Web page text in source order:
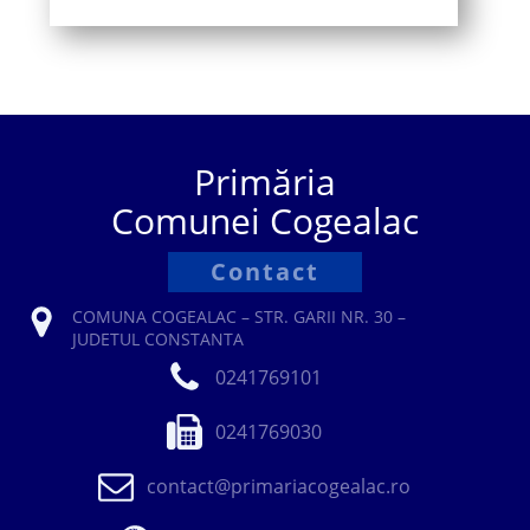
Primăria
Comunei Cogealac
Contact
COMUNA COGEALAC – STR. GARII NR. 30 –
JUDETUL CONSTANTA
0241769101
0241769030
contact@primariacogealac.ro